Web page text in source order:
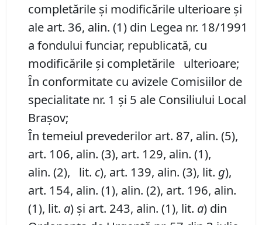
completările și modificările ulterioare și
ale art. 36, alin. (1) din Legea nr. 18/1991
a fondului funciar, republicată, cu
modificările și completările ulterioare;
În conformitate cu avizele Comisiilor de
specialitate nr. 1 și 5 ale Consiliului Local
Brașov;
În temeiul prevederilor art. 87, alin. (5),
art. 106, alin. (3), art. 129, alin. (1),
alin. (2), lit. c), art. 139, alin. (3), lit. g),
art. 154, alin. (1), alin. (2), art. 196, alin.
(1), lit. a) și art. 243, alin. (1), lit. a) din